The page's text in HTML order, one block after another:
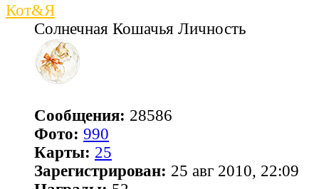
Кот&Я
Солнечная Кошачья Личность
Сообщения: 28586
Фото: 990
Карты: 25
Зарегистрирован: 25 авг 2010, 22:09